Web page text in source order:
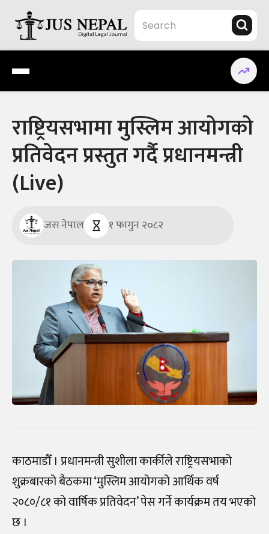
content
Jus Nepal | www.jusnepal.com
Digital Legal Journal
राष्ट्रियसभामा मुस्लिम आयोगको
प्रतिवेदन प्रस्तुत गर्दै प्रधानमन्त्री
(Live)
जस नेपाल १ फागुन २०८२
काठमाडौँ । प्रधानमन्त्री सुशीला कार्कीले राष्ट्रियसभाको
शुक्रबारको बैठकमा ‘मुस्लिम आयोगको आर्थिक वर्ष
२०८०/८१ को वार्षिक प्रतिवेदन’ पेस गर्ने कार्यक्रम तय भएको
छ ।